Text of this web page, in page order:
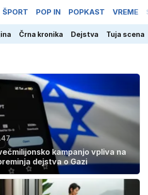
ŠPORT POP IN POPKAST VREME
Črna kronika Dejstva Tuja scena
kampanjo vpliva na
dejstva o Gazi